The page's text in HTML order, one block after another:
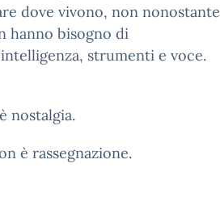
dove vivono, non nonostante
hanno bisogno di
strumenti e voce.
nostalgia.
è rassegnazione.